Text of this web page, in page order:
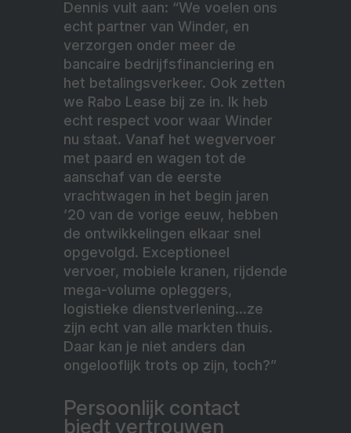
Dennis vult aan: “We voelen ons
echt partner van Winder, en
verzorgen onder meer de
bancaire bedrijfsfinanciering en
het betalingsverkeer. Ook zetten
we Rabo Lease bij ze in. Ik heb
echt respect voor waar Winder
nu staat. Vanaf het wegvervoer
met paard en wagen tot de
aanschaf van de eerste
vrachtwagen in het begin jaren
’20 van de vorige eeuw, hebben
de ontwikkelingen elkaar snel
opgevolgd. Exceptioneel
vervoer, mobiele kranen, rijdende
mega-volume opleggers,
logistieke dienstverlening…ze
zijn echt van alle markten thuis.
Daar kan je niet anders dan
ongelooflijk trots op zijn, toch?”
Persoonlijk contact
biedt vertrouwen